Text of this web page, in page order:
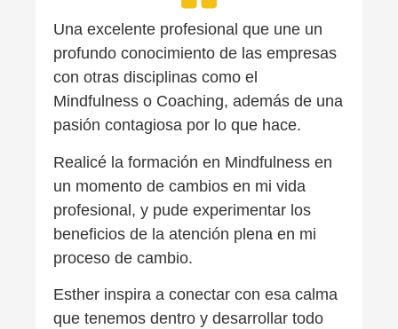
Una excelente profesional que une un
profundo conocimiento de las empresas
con otras disciplinas como el
Mindfulness o Coaching, además de una
pasión contagiosa por lo que hace.
Realicé la formación en Mindfulness en
un momento de cambios en mi vida
profesional, y pude experimentar los
beneficios de la atención plena en mi
proceso de cambio.
Esther inspira a conectar con esa calma
que tenemos dentro y desarrollar todo